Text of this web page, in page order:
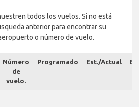
todos los vuelos. Si no está
anterior para encontrar su
o número de vuelo.
Número
de
vuelo.
Programado Est./Actual